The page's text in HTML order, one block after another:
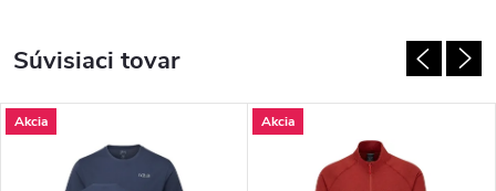
Súvisiaci tovar
Akcia Akcia